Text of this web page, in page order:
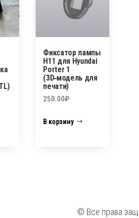
Фиксатор лампы
H11 для Hyundai
Porter 1
(3D‑модель для
печати)
250.00₽
В корзину
© Все права